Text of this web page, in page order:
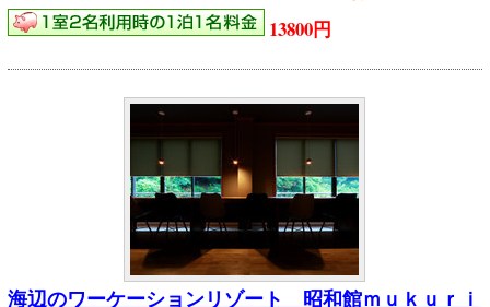
13800円
海辺のワーケーションリゾート 昭和館ｍｕｋｕｒｉ